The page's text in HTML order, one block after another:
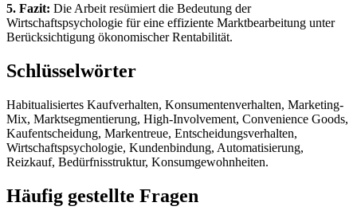
5. Fazit: Die Arbeit resümiert die Bedeutung der
Wirtschaftspsychologie für eine effiziente Marktbearbeitung unter
Berücksichtigung ökonomischer Rentabilität.
Schlüsselwörter
Habitualisiertes Kaufverhalten, Konsumentenverhalten, Marketing-
Mix, Marktsegmentierung, High-Involvement, Convenience Goods,
Kaufentscheidung, Markentreue, Entscheidungsverhalten,
Wirtschaftspsychologie, Kundenbindung, Automatisierung,
Reizkauf, Bedürfnisstruktur, Konsumgewohnheiten.
Häufig gestellte Fragen